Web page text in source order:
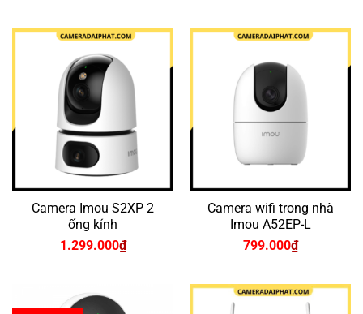
Camera Imou S2XP 2
ống kính
1.299.000₫
Camera wifi trong nhà
Imou A52EP-L
799.000₫